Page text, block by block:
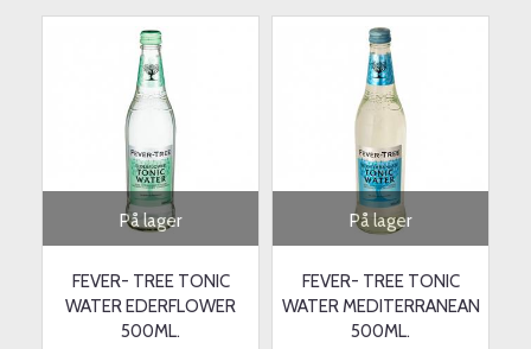
På lager
FEVER- TREE TONIC
WATER EDERFLOWER
500ML.
På lager
FEVER- TREE TONIC
WATER MEDITERRANEAN
500ML.